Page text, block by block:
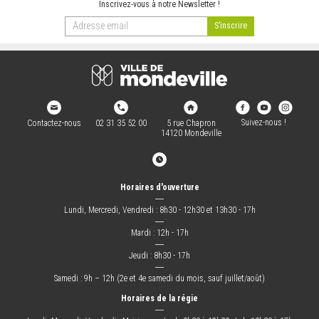
Inscrivez-vous à notre Newsletter !
Contactez-nous 02 31 35 52 00
5 rue Chapron
14120 Mondeville
Suivez-nous !
Horaires d'ouverture
―
Lundi, Mercredi, Vendredi : 8h30 - 12h30 et 13h30 - 17h
―
Mardi : 12h - 17h
―
Jeudi : 8h30 - 17h
―
Samedi : 9h – 12h (2e et 4e samedi du mois, sauf juillet/août)
Horaires de la régie
―
ARRÊTÉS MUNICIPAUX
DÉLIBÉRATIONS